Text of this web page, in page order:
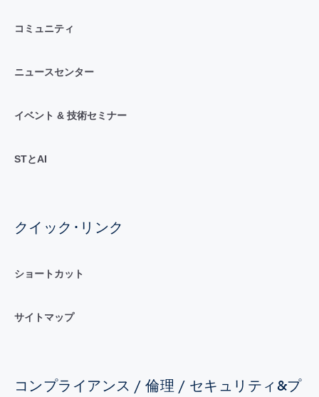
コミュニティ
ニュースセンター
イベント & 技術セミナー
STとAI
クイック･リンク
ショートカット
サイトマップ
コンプライアンス / 倫理 / セキュリティ&プ